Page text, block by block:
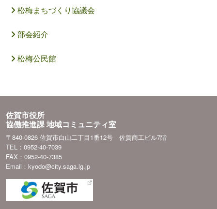
松梅まちづくり協議会
部会紹介
松梅公民館
佐賀市役所
協働推進課 地域コミュニティ室
〒840-0826 佐賀市白山二丁目1番12号 佐賀商工ビル7階
TEL：0952-40-7039
FAX：0952-40-7385
Email：kyodo@city.saga.lg.jp